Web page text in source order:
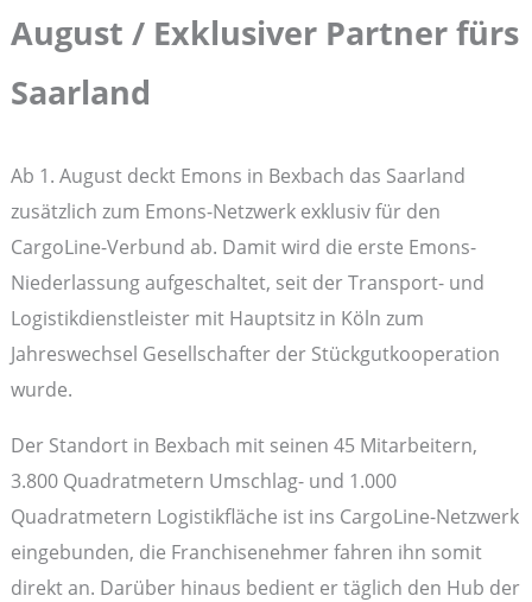
August / Exklusiver Partner fürs
Saarland
Ab 1. August deckt Emons in Bexbach das Saarland
zusätzlich zum Emons-Netzwerk exklusiv für den
CargoLine-Verbund ab. Damit wird die erste Emons-
Niederlassung aufgeschaltet, seit der Transport- und
Logistikdienstleister mit Hauptsitz in Köln zum
Jahreswechsel Gesellschafter der Stückgutkooperation
wurde.
Der Standort in Bexbach mit seinen 45 Mitarbeitern,
3.800 Quadratmetern Umschlag- und 1.000
Quadratmetern Logistikfläche ist ins CargoLine-Netzwerk
eingebunden, die Franchisenehmer fahren ihn somit
direkt an. Darüber hinaus bedient er täglich den Hub der